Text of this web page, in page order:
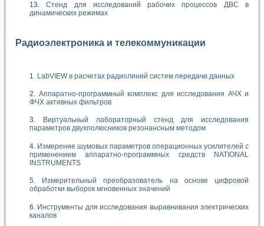
Стенд для исследований рабочих процессов ДВС в
динамических режимах
Радиоэлектроника и телекоммуникации
LabVIEW в расчетах радиолиний систем передачи данных
Аппаратно-программный комплекс для исследования АЧХ и
ФЧХ активных фильтров
Виртуальный лабораторный стенд для исследования
параметров двухполюсников резонансным методом
Измерение шумовых параметров операционных усилителей с
применением аппаратно-программных средств NATIONAL
INSTRUMENTS
Измерительный преобразователь на основе цифровой
обработки выборок мгновенных значений
Инструменты для исследования выравнивания электрических
каналов